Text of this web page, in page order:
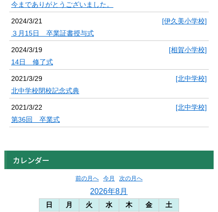
今までありがとうございました。
2024/3/21
[伊久美小学校]
３月15日 卒業証書授与式
2024/3/19
[相賀小学校]
14日 修了式
2021/3/29
[北中学校]
北中学校閉校記念式典
2021/3/22
[北中学校]
第36回 卒業式
カレンダー
前の月へ 今月 次の月へ
2026年8月
日 月 火 水 木 金 土